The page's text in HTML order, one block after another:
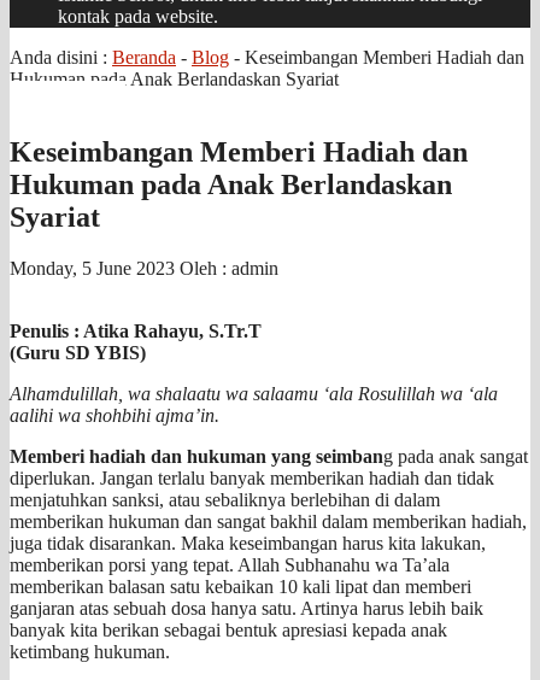
kontak pada website.
Anda disini : Beranda - Blog - Keseimbangan Memberi Hadiah dan
Hukuman pada Anak Berlandaskan Syariat
Keseimbangan Memberi Hadiah dan
Hukuman pada Anak Berlandaskan
Syariat
Monday, 5 June 2023 Oleh : admin
Penulis : Atika Rahayu, S.Tr.T
(Guru SD YBIS)
Alhamdulillah, wa shalaatu wa salaamu ‘ala Rosulillah wa ‘ala
aalihi wa shohbihi ajma’in.
Memberi hadiah dan hukuman yang seimbang pada anak sangat
diperlukan. Jangan terlalu banyak memberikan hadiah dan tidak
menjatuhkan sanksi, atau sebaliknya berlebihan di dalam
memberikan hukuman dan sangat bakhil dalam memberikan hadiah,
juga tidak disarankan. Maka keseimbangan harus kita lakukan,
memberikan porsi yang tepat. Allah Subhanahu wa Ta’ala
memberikan balasan satu kebaikan 10 kali lipat dan memberi
ganjaran atas sebuah dosa hanya satu. Artinya harus lebih baik
banyak kita berikan sebagai bentuk apresiasi kepada anak
ketimbang hukuman.